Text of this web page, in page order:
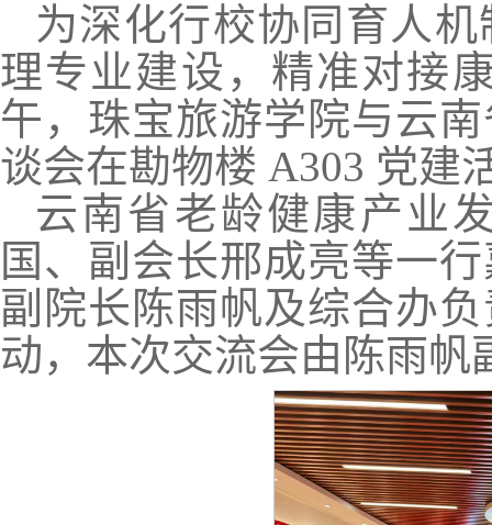
为深化行校协同育人
理专业建设，精准对接
午，珠宝旅游学院与云
谈会在勘物楼 A303 党建
云南省老龄健康产业
国、副会长邢成亮等一
副院长陈雨帆及综合办
动，本次交流会由陈雨帆